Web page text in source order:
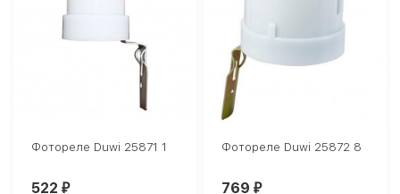
Фотореле Duwi 25871 1
522₽
Фотореле Duwi 25872 8
769₽